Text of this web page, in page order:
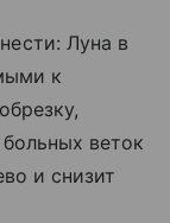
Луна в
к
веток
и снизит